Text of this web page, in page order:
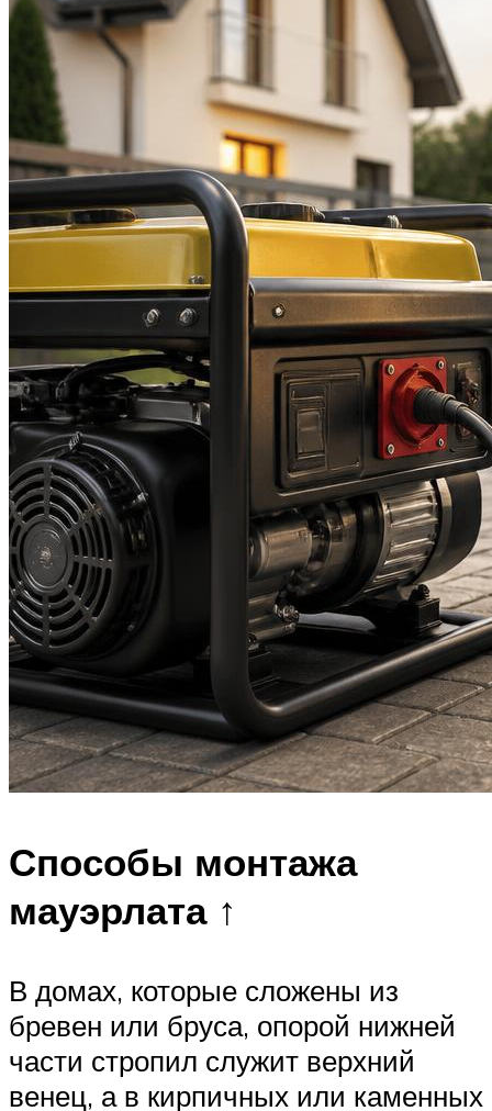
Способы монтажа
мауэрлата ↑
В домах, которые сложены из
бревен или бруса, опорой нижней
части стропил служит верхний
венец, а в кирпичных или каменных